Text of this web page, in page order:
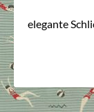
elegante